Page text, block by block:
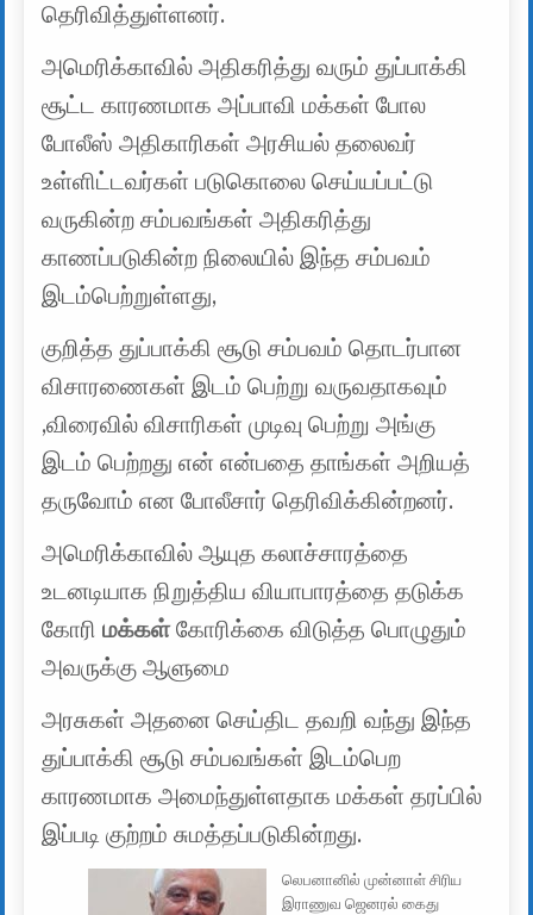
தெரிவித்துள்ளனர்.
அமெரிக்காவில் அதிகரித்து வரும் துப்பாக்கி
சூட்ட காரணமாக அப்பாவி மக்கள் போல
போலீஸ் அதிகாரிகள் அரசியல் தலைவர்
உள்ளிட்டவர்கள் படுகொலை செய்யப்பட்டு
வருகின்ற சம்பவங்கள் அதிகரித்து
காணப்படுகின்ற நிலையில் இந்த சம்பவம்
இடம்பெற்றுள்ளது,
குறித்த துப்பாக்கி சூடு சம்பவம் தொடர்பான
விசாரணைகள் இடம் பெற்று வருவதாகவும்
,விரைவில் விசாரிகள் முடிவு பெற்று அங்கு
இடம் பெற்றது என் என்பதை தாங்கள் அறியத்
தருவோம் என போலீசார் தெரிவிக்கின்றனர்.
அமெரிக்காவில் ஆயுத கலாச்சாரத்தை
உடனடியாக நிறுத்திய வியாபாரத்தை தடுக்க
கோரிமக்கள்கோரிக்கை விடுத்த பொழுதும்
அவருக்கு ஆளுமை
அரசுகள் அதனை செய்திட தவறி வந்து இந்த
துப்பாக்கி சூடு சம்பவங்கள் இடம்பெற
காரணமாக அமைந்துள்ளதாக மக்கள் தரப்பில்
இப்படி குற்றம் சுமத்தப்படுகின்றது.
லெபனானில் முன்னாள் சிரிய
இராணுவ ஜெனரல் கைது